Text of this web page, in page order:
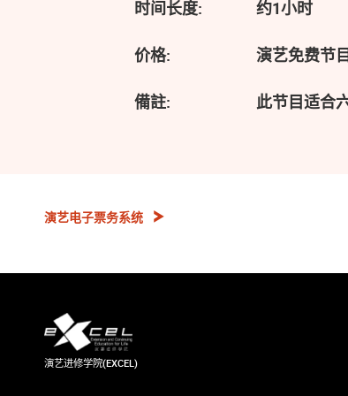
时间长度: 约1小时
价格: 演艺免费节
備註: 此节目适合
演艺电子票务系统
演艺进修学院(EXCEL)